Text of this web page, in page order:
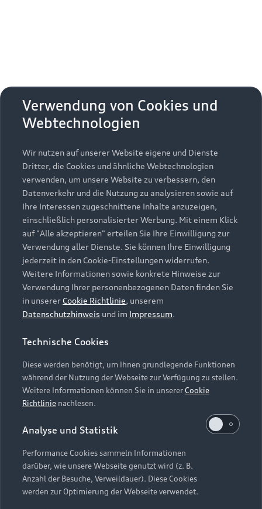
Zurück nach oben
Modelle
Alle Modelle
Modelle vergleichen
Elektromodelle
Plug-in-Hybride
Kaufen & leasen
Neuwagensuche
Gebrauchtwagensuche
Gebrauchtwagen
Finanzierung
Aktionen & Angebote
Geschäftskunden
Service & Zubehör
Saisonale Angebote
Audi Services
Garantie
Audi digital services
myAudi
Support
Kundenservice
Händlersuche
Audi Code
Online-Terminvereinbarung
Servicekontakt
Vertrag widerrufen
Über Audi
Unternehmen
Karriere
Investor Relations
Presse & Media Center
Datenschutz
Audi erleben
Newsletter
Impressum Rechtliches
Hinweisgebersystem
Datenschutzinformation
Cookie-Einstellungen
Cookie-Richtlinie
Barrierefreiheit
Hinweis: Die aktuelle Darstellung und Anordnung der
Embleme am Fahrzeug bei allen Abbildungen auf dieser
Webseite kann abweichen.
Verwendung von Cookies und
Webtechnologien
Wir nutzen auf unserer Website eigene und Dienste
Dritter, die Cookies und ähnliche Webtechnologien
verwenden, um unsere Website zu verbessern, den
Datenverkehr und die Nutzung zu analysieren sowie auf
Ihre Interessen zugeschnittene Inhalte anzuzeigen,
einschließlich personalisierter Werbung. Mit einem Klick
auf "Alle akzeptieren" erteilen Sie Ihre Einwilligung zur
Verwendung aller Dienste. Sie können Ihre Einwilligung
jederzeit in den Cookie-Einstellungen widerrufen.
Weitere Informationen sowie konkrete Hinweise zur
Verwendung Ihrer personenbezogenen Daten finden Sie
in unserer Cookie Richtlinie, unserem
Datenschutzhinweis und im Impressum.
Technische Cookies
Diese werden benötigt, um Ihnen grundlegende Funktionen
während der Nutzung der Webseite zur Verfügung zu stellen.
Weitere Informationen können Sie in unsererCookie
Richtlinie nachlesen.
Analyse und Statistik
Performance Cookies sammeln Informationen
darüber, wie unsere Webseite genutzt wird (z. B.
Anzahl der Besuche, Verweildauer). Diese Cookies
werden zur Optimierung der Webseite verwendet.